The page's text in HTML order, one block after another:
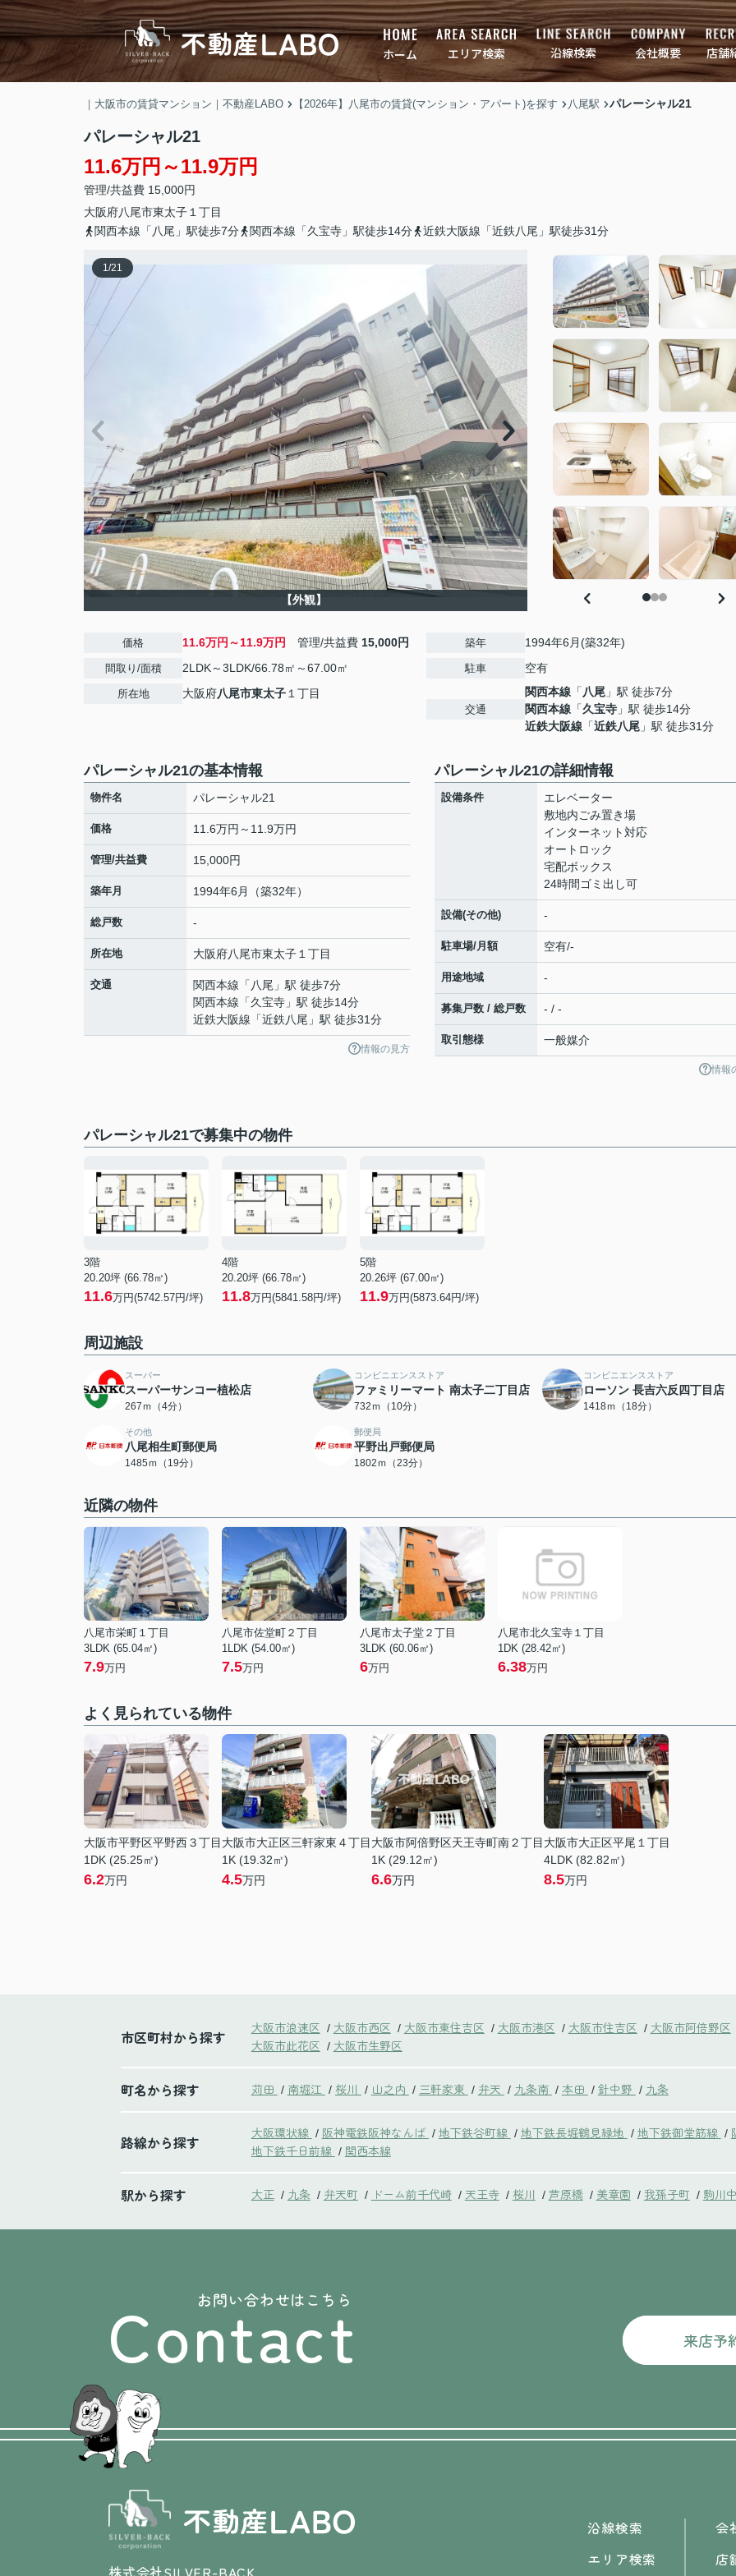
ホーム エリア検索 沿線検索 会社概要 店舗
｜大阪市の賃貸マンション｜不動産LABO 【2026年】八尾市の賃貸(マンション・アパート)を探す 八尾駅 パレーシャル21
パレーシャル21
11.6万円～11.9万円
管理/共益費 15,000円
大阪府八尾市東太子 １丁目
関西本線「八尾」駅徒歩7分
関西本線「久宝寺」駅徒歩14分 近鉄大阪線「近鉄八尾」駅徒歩31分
1/21
【外観】
価格 11.6万円～11.9万円 管理/共益費 15,000円
間取り/面積 2LDK～3LDK/66.78㎡～67.00㎡
所在地 大阪府八尾市東太子 １丁目
築年 1994年6月(築32年)
駐車 空有
交通
関西本線 「 八尾 」駅 徒歩7分
関西本線 「久宝寺 」駅 徒歩14分
近鉄大阪線 「近鉄八尾 」駅 徒歩31分
パレーシャル21の基本情報
物件名 パレーシャル21
価格 11.6万円～11.9万円
管理/共益費 15,000円
築年月 1994年6月（築32年）
総戸数 -
所在地 大阪府八尾市東太子 １丁目
交通 関西本線 「 八尾 」駅 徒歩7分
関西本線 「久宝寺 」駅 徒歩14分
近鉄大阪線 「近鉄八尾 」駅 徒歩31分
情報の見方
パレーシャル21の詳細情報
設備条件
エレベーター
敷地内ごみ置き場
インターネット対応
オートロック
宅配ボックス
24時間ゴミ出し可
設備(その他) -
駐車場/月額 空有/-
用途地域 -
募集戸数 / 総戸数 - / -
取引態様 一般媒介
情報
パレーシャル21で募集中の物件
3階
20.20坪 (66.78㎡)
11.6万円(5742.57円/坪)
4階
20.20坪 (66.78㎡)
11.8万円(5841.58円/坪)
5階
20.26坪 (67.00㎡)
11.9万円(5873.64円/坪)
周辺施設
スーパー
スーパーサンコー植松店
267ｍ（4分）
コンビニエンスストア
ファミリーマート 南太子二丁目店
732ｍ（10分）
コンビニエンスストア
ローソン 長吉六反四丁目店
1418ｍ（18分）
その他
八尾相生町郵便局
1485ｍ（19分）
郵便局
平野出戸郵便局
1802ｍ（23分）
近隣の物件
八尾市栄町１丁目
3LDK (65.04㎡)
7.9万円
八尾市佐堂町２丁目
1LDK (54.00㎡)
7.5万円
八尾市太子堂２丁目
3LDK (60.06㎡)
6万円
八尾市北久宝寺１丁目
1DK (28.42㎡)
6.38万円
よく見られている物件
大阪市平野区平野西３丁目
1DK (25.25㎡)
6.2万円
大阪市大正区三軒家東４丁目
1K (19.32㎡)
4.5万円
大阪市阿倍野区天王寺町南２丁目
1K (29.12㎡)
6.6万円
大阪市大正区平尾１丁目
4LDK (82.82㎡)
8.5万円
市区町村から探す 大阪市浪速区 / 大阪市西区 / 大阪市東住吉区 / 大阪市港区 / 大阪市住吉区 / 大阪市阿倍野区
大阪市此花区 / 大阪市生野区
町名から探す 苅田 / 南堀江 / 桜川 / 山之内 / 三軒家東 / 弁天 / 九条南 / 本田 / 針中野 / 九条
路線から探す 大阪環状線 / 阪神電鉄阪神なんば / 地下鉄谷町線 / 地下鉄長堀鶴見緑地 / 地下鉄御堂筋線 /
地下鉄千日前線 / 関西本線
駅から探す 大正 / 九条 / 弁天町 / ドーム前千代崎 / 天王寺 / 桜川 / 芦原橋 / 美章園 / 我孫子町 / 駒川
お問い合わせはこちら
Contact 来店予
株式会社SILVER-BACK
沿線検索
エリア検索
会
店